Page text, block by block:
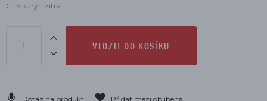
GLS kurýr: zítra
VLOŽIT DO KOŠÍKU
Dotaz na produkt Přidat mezi oblíbené